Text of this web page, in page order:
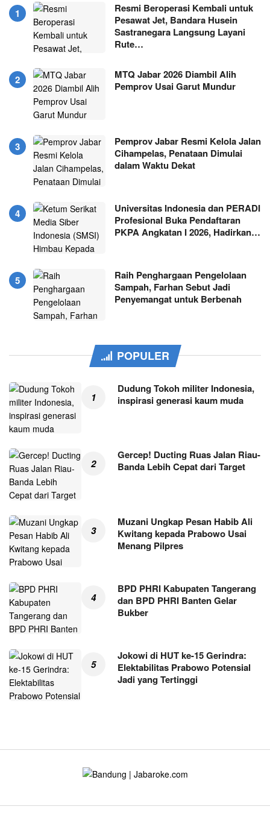
Resmi Beroperasi Kembali untuk
Pesawat Jet, Bandara Husein
Sastranegara Langsung Layani
Rute…
MTQ Jabar 2026 Diambil Alih
Pemprov Usai Garut Mundur
Pemprov Jabar Resmi Kelola Jalan
Cihampelas, Penataan Dimulai
dalam Waktu Dekat
Universitas Indonesia dan PERADI
Profesional Buka Pendaftaran
PKPA Angkatan I 2026, Hadirkan…
Raih Penghargaan Pengelolaan
Sampah, Farhan Sebut Jadi
Penyemangat untuk Berbenah
POPULER
Dudung Tokoh militer Indonesia,
inspirasi generasi kaum muda
Gercep! Ducting Ruas Jalan Riau-
Banda Lebih Cepat dari Target
Muzani Ungkap Pesan Habib Ali
Kwitang kepada Prabowo Usai
Menang Pilpres
BPD PHRI Kabupaten Tangerang
dan BPD PHRI Banten Gelar
Bukber
Jokowi di HUT ke-15 Gerindra:
Elektabilitas Prabowo Potensial
Jadi yang Tertinggi